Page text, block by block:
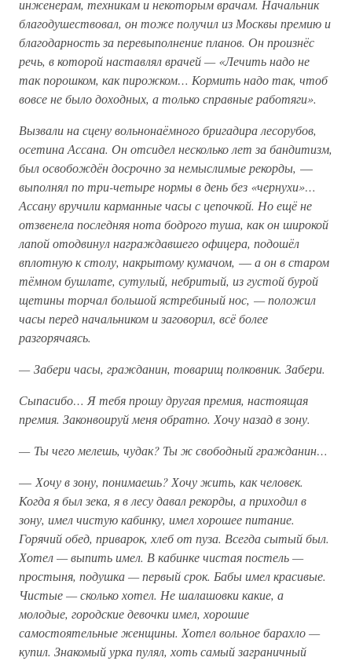
инженерам, техникам и некоторым врачам. Начальник
благодушествовал, он тоже получил из Москвы премию и
благодарность за перевыполнение планов. Он произнёс
речь, в которой наставлял врачей — «Лечить надо не
так порошком, как пирожком… Кормить надо так, чтоб
вовсе не было доходных, а только справные работяги».
Вызвали на сцену вольнонаёмного бригадира лесорубов,
осетина Ассана. Он отсидел несколько лет за бандитизм,
был освобождён досрочно за немыслимые рекорды, —
выполнял по три-четыре нормы в день без «чернухи»…
Ассану вручили карманные часы с цепочкой. Но ещё не
отзвенела последняя нота бодрого туша, как он широкой
лапой отодвинул награждавшего офицера, подошёл
вплотную к столу, накрытому кумачом, —а он в старом
тёмном бушлате, сутулый, небритый, из густой бурой
щетины торчал большой ястребиный нос, — положил
часы перед начальником и заговорил, всё более
разгорячаясь.
— Забери часы, гражданин, товарищ полковник. Забери.
Сыпасибо… Я тебя прошу другая премия, настоящая
премия. Законвоируй меня обратно. Хочу назад в зону.
— Ты чего мелешь, чудак? Ты ж свободный гражданин…
— Хочу в зону, понимаешь? Хочу жить, как человек.
Когда я был зека, я в лесу давал рекорды, а приходил в
зону, имел чистую кабинку, имел хорошее питание.
Горячий обед, приварок, хлеб от пуза. Всегда сытый был.
Хотел — выпить имел. В кабинке чистая постель —
простыня, подушка — первый срок. Бабы имел красивые.
Чистые — сколько хотел. Не шалашовки какие, а
молодые, городские девочки имел, хорошие
самостоятельные женщины. Хотел вольное барахло —
купил. Знакомый урка пулял, хоть самый заграничный